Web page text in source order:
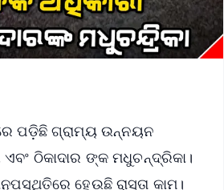
ପଡ଼ିଛି ଗ୍ରାମ୍ୟ ଉନ୍ନୟନ
ଠିକାଦାର ଙ୍କ ମଧୁଚନ୍ଦ୍ରିକା।
ହେଉଛି ରାସ୍ତା କାମ।